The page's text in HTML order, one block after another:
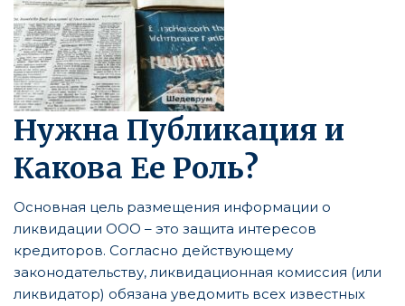
Нужна Публикация и
Какова Ее Роль?
Основная цель размещения информации о
ликвидации ООО – это защита интересов
кредиторов. Согласно действующему
законодательству, ликвидационная комиссия (или
ликвидатор) обязана уведомить всех известных